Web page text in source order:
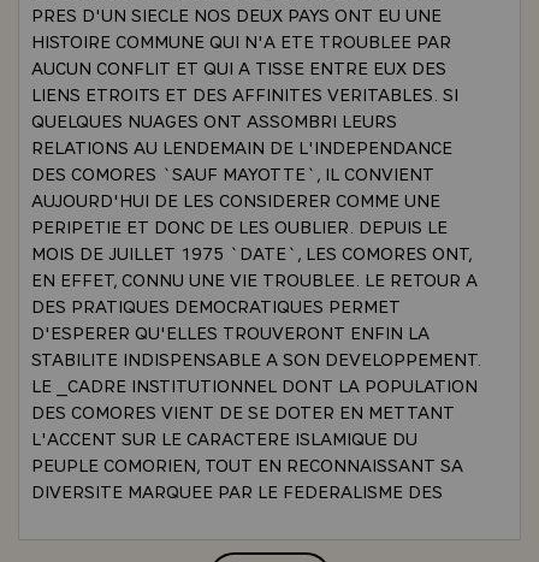
PRES D'UN SIECLE NOS DEUX PAYS ONT EU UNE
HISTOIRE COMMUNE QUI N'A ETE TROUBLEE PAR
AUCUN CONFLIT ET QUI A TISSE ENTRE EUX DES
LIENS ETROITS ET DES AFFINITES VERITABLES. SI
QUELQUES NUAGES ONT ASSOMBRI LEURS
RELATIONS AU LENDEMAIN DE L'INDEPENDANCE
DES COMORES `SAUF MAYOTTE`, IL CONVIENT
AUJOURD'HUI DE LES CONSIDERER COMME UNE
PERIPETIE ET DONC DE LES OUBLIER. DEPUIS LE
MOIS DE JUILLET 1975 `DATE`, LES COMORES ONT,
EN EFFET, CONNU UNE VIE TROUBLEE. LE RETOUR A
DES PRATIQUES DEMOCRATIQUES PERMET
D'ESPERER QU'ELLES TROUVERONT ENFIN LA
STABILITE INDISPENSABLE A SON DEVELOPPEMENT.
LE _CADRE INSTITUTIONNEL DONT LA POPULATION
DES COMORES VIENT DE SE DOTER EN METTANT
L'ACCENT SUR LE CARACTERE ISLAMIQUE DU
PEUPLE COMORIEN, TOUT EN RECONNAISSANT SA
DIVERSITE MARQUEE PAR LE FEDERALISME DES